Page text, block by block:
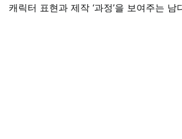
캐릭터 표현과 제작 ‘과정’을 보여주는 남